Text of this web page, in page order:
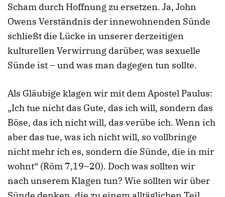
Scham durch Hoffnung zu ersetzen. Ja, John
Owens Verständnis der innewohnenden Sünde
schließt die Lücke in unserer derzeitigen
kulturellen Verwirrung darüber, was sexuelle
Sünde ist – und was man dagegen tun sollte.
Als Gläubige klagen wir mit dem Apostel Paulus:
„Ich tue nicht das Gute, das ich will, sondern das
Böse, das ich nicht will, das verübe ich. Wenn ich
aber das tue, was ich nicht will, so vollbringe
nicht mehr ich es, sondern die Sünde, die in mir
wohnt“ (Röm 7,19–20). Doch was sollten wir
nach unserem Klagen tun? Wie sollten wir über